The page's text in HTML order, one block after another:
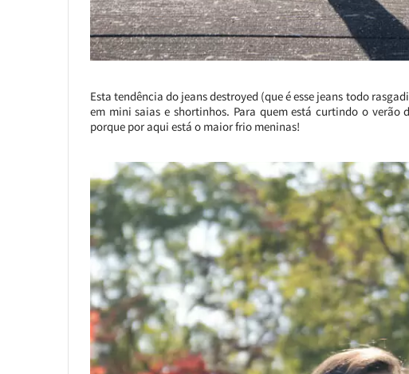
Esta tendência do jeans destroyed (que é esse jeans todo
em mini saias e shortinhos. Para quem está curtindo o
porque por aqui está o maior frio meninas!